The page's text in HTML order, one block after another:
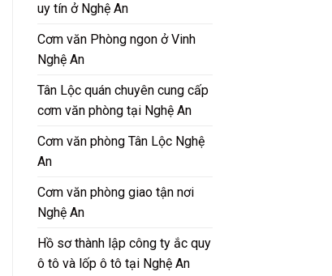
uy tín ở Nghệ An
Cơm văn Phòng ngon ở Vinh
Nghệ An
Tân Lộc quán chuyên cung cấp
cơm văn phòng tại Nghệ An
Cơm văn phòng Tân Lộc Nghệ
An
Cơm văn phòng giao tận nơi
Nghệ An
Hồ sơ thành lập công ty ắc quy
ô tô và lốp ô tô tại Nghệ An